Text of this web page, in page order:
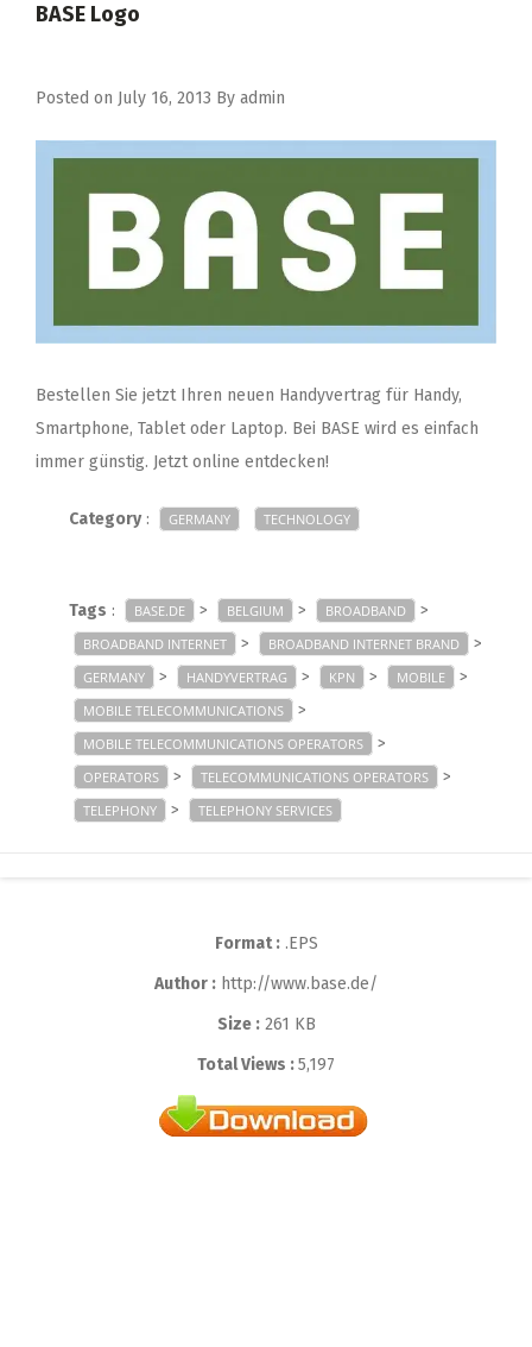
BASE Logo
Posted on July 16, 2013 By admin
Bestellen Sie jetzt Ihren neuen Handyvertrag für Handy,
Smartphone, Tablet oder Laptop. Bei BASE wird es einfach
immer günstig. Jetzt online entdecken!
Category: GERMANY TECHNOLOGY
Tags : BASE.DE > BELGIUM > BROADBAND >
BROADBAND INTERNET > BROADBAND INTERNET BRAND >
GERMANY > HANDYVERTRAG > KPN > MOBILE >
MOBILE TELECOMMUNICATIONS >
MOBILE TELECOMMUNICATIONS OPERATORS >
OPERATORS > TELECOMMUNICATIONS OPERATORS >
TELEPHONY > TELEPHONY SERVICES
Format :.EPS
Author : http://www.base.de/
Size :261 KB
Total Views :5,197